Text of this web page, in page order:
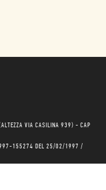
VIA CASILINA 939) - CAP
155274 DEL 25/02/1997 /